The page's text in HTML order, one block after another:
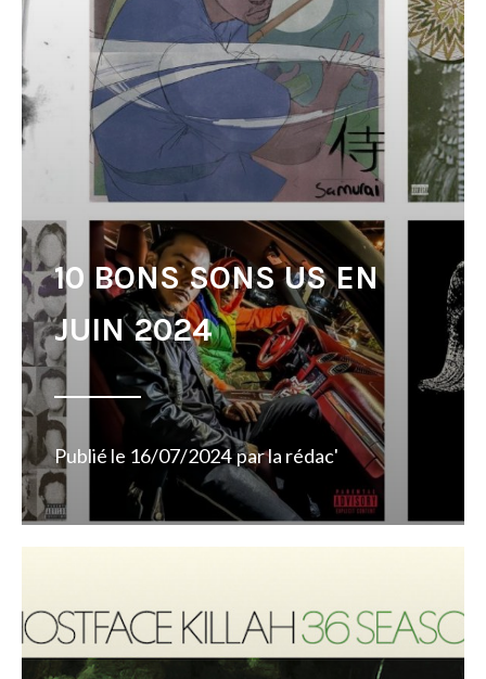
10 BONS SONS US EN
JUIN 2024
Publié le 16/07/2024 parla rédac'